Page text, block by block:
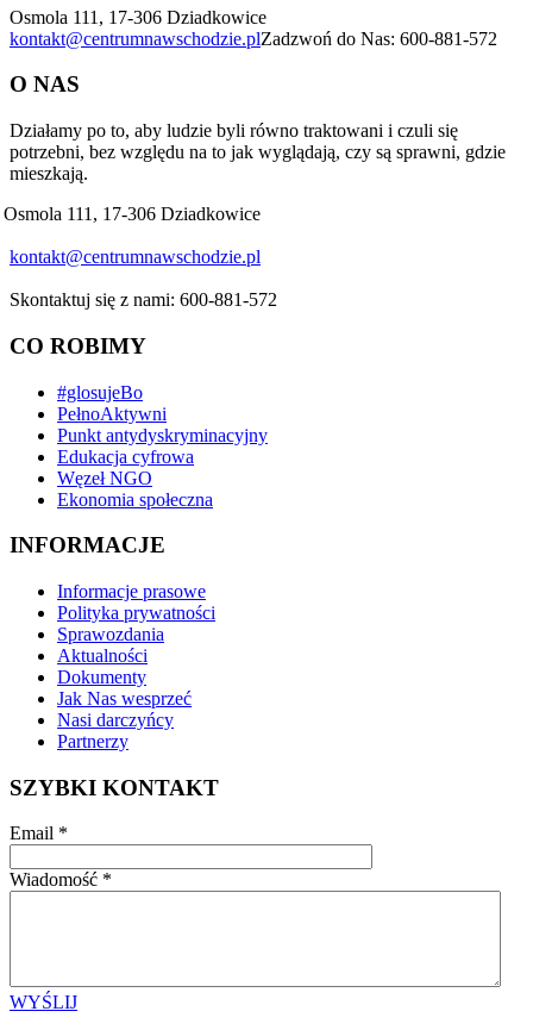
Osmola 111, 17-306 Dziadkowice
kontakt@centrumnawschodzie.plZadzwoń do Nas: 600-881-572
O NAS
Działamy po to, aby ludzie byli równo traktowani i czuli się
potrzebni, bez względu na to jak wyglądają, czy są sprawni, gdzie
mieszkają.
Osmola 111, 17-306 Dziadkowice
kontakt@centrumnawschodzie.pl
Skontaktuj się z nami: 600-881-572
CO ROBIMY
#glosujeBo
PełnoAktywni
Punkt antydyskryminacyjny
Edukacja cyfrowa
Węzeł NGO
Ekonomia społeczna
INFORMACJE
Informacje prasowe
Polityka prywatności
Sprawozdania
Aktualności
Dokumenty
Jak Nas wesprzeć
Nasi darczyńcy
Partnerzy
SZYBKI KONTAKT
Email *
Wiadomość *
WYŚLIJ